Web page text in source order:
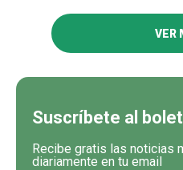
VER
Suscríbete al
Recibe gratis las noticias
diariamente en tu email